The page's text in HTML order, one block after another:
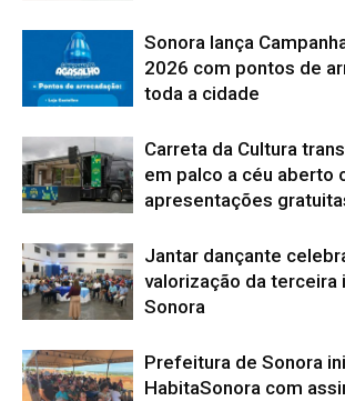
Sonora lança
2026 com pontos de
toda a cidade
Carreta da Cultura
em palco a céu aberto
apresentações
Jantar dançante
valorização da terceira
Sonora
Prefeitura de Sonora
HabitaSonora com